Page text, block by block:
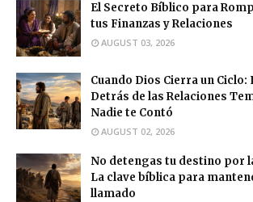
El Secreto Bíblico para
tus Finanzas y Relaciones
AUGUST 03, 2026
Cuando Dios Cierra un Ciclo:
Detrás de las Relaciones
Nadie te Contó
AUGUST 02, 2026
No detengas tu destino por
La clave bíblica para
llamado